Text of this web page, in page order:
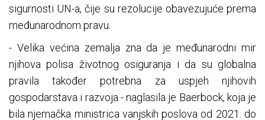
sigurnosti UN-a, čije su rezolucije obavezujuće prema
međunarodnom pravu.
- Velika većina zemalja zna da je međunarodni mir
njihova polisa životnog osiguranja i da su globalna
pravila također potrebna za uspjeh njihovih
gospodarstava i razvoja - naglasila je Baerbock, koja je
bila njemačka ministrica vanjskih poslova od 2021. do